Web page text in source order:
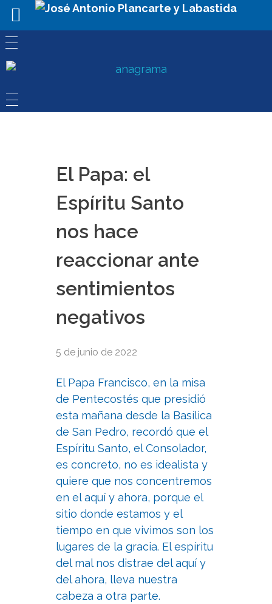
El Papa: el
Espíritu Santo
nos hace
reaccionar ante
sentimientos
negativos
5 de junio de 2022
El Papa Francisco, en la misa
de Pentecostés que presidió
esta mañana desde la Basílica
de San Pedro, recordó que el
Espíritu Santo, el Consolador,
es concreto, no es idealista y
quiere que nos concentremos
en el aquí y ahora, porque el
sitio donde estamos y el
tiempo en que vivimos son los
lugares de la gracia. El espíritu
del mal nos distrae del aquí y
del ahora, lleva nuestra
cabeza a otra parte.